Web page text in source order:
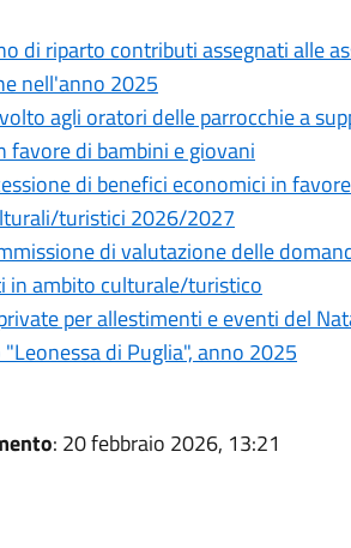
di riparto contributi assegnati alle
nell'anno 2025
agli oratori delle parrocchie a
favore di bambini e giovani
di benefici economici in
turistici 2026/2027
di valutazione delle
in ambito culturale/turistico
per allestimenti e eventi del
di Puglia", anno 2025
: 20 febbraio 2026, 13:21